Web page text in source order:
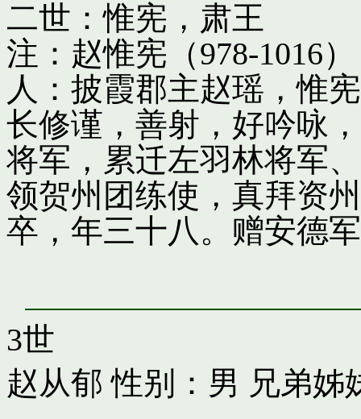
二世：惟宪，肃王
注：赵惟宪（978-1016
人：披霞郡主赵瑶，惟
长修谨，善射，好吟咏
将军，累迁左羽林将军
领贺州团练使，真拜资
卒，年三十八。赠安德
3世
赵从郁 性别：男 兄弟姊